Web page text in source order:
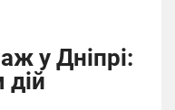
у Дніпрі:
дій